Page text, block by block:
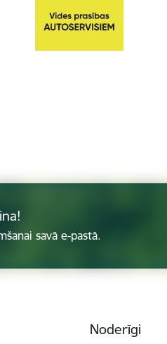
savā e-pastā.
Noderīgi